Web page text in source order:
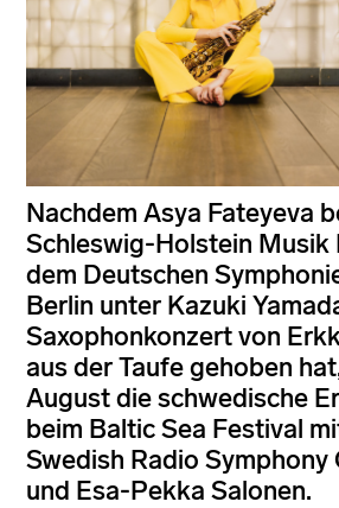
Nachdem Asya Fateyeva
Schleswig-Holstein Musik
dem Deutschen
Berlin unter Kazuki
Saxophonkonzert von
aus der Taufe gehoben
August die schwedische
beim Baltic Sea Festival
Swedish Radio Symphony
und Esa-Pekka Salonen.